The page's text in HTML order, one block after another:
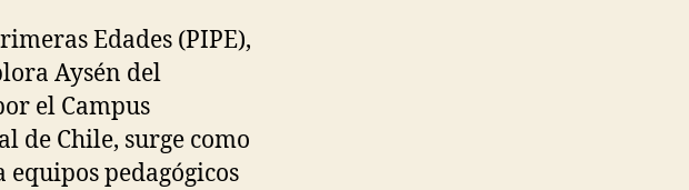
Edades (PIPE),
Aysén del
el Campus
de Chile, surge como
pedagógicos